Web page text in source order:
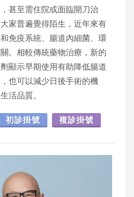
甚至需住院或面臨開刀治
家普遍覺得陌生，近年來有
免疫系統、腸道內細菌、環
。相較傳統藥物治療，新的
顯示早期使用有助降低腸道
也可以減少日後手術的機
活品質。
初診掛號 複診掛號